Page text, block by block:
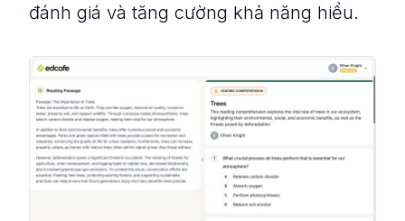
đánh giá và tăng cường khả năng hiểu.